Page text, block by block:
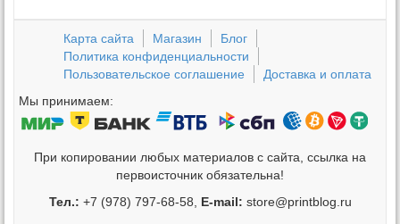
Карта сайта Магазин
Блог
Политика конфиденциальности
Пользовательское соглашение
Доставка и оплата
Мы принимаем:
При копировании любых материалов с сайта, ссылка на
первоисточник обязательна!
Тел.: +7 (978) 797-68-58, E-mail: store@printblog.ru